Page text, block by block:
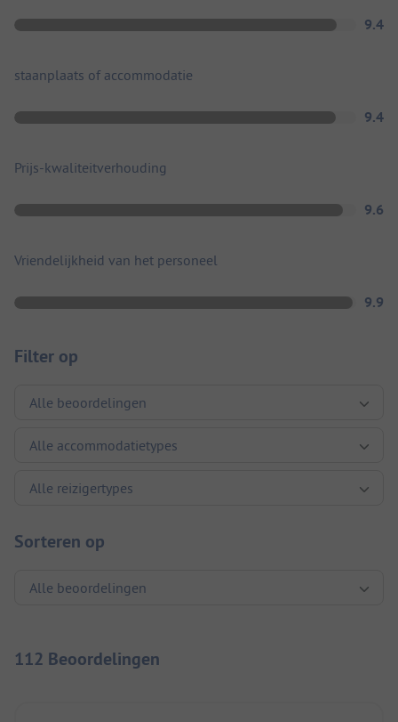
9.4
staanplaats of accommodatie
9.4
Prijs-kwaliteitverhouding
9.6
Vriendelijkheid van het personeel
9.9
Filter op
Sorteren op
112 Beoordelingen